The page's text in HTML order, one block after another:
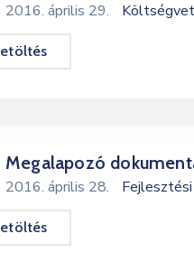
2016. április 29.
Megalapozó
2016. április 28.